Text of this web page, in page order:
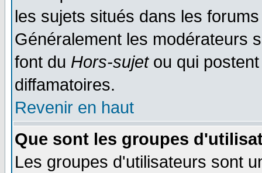
les sujets situés dans les
Généralement les modérateurs
font du Hors-sujetou qui
diffamatoires.
Revenir en haut
Que sont les groupes
Les groupes d'utilisateurs sont